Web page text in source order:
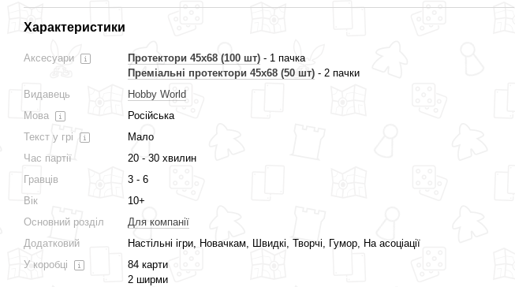
Характеристики
Аксесуари Протектори 45x68 (100 шт) - 1 пачка
Преміальні протектори 45x68 (50 шт) - 2 пачки
Видавець
Hobby World
Мова
Російська
Текст у грі
Мало
Час партії
20 - 30 хвилин
Гравців
3 - 6
Вік
10+
Основний розділ
Для компанії
Додатковий
Настільні ігри, Новачкам, Швидкі, Творчі, Гумор, На асоціації
У коробці
84 карти
2 ширми